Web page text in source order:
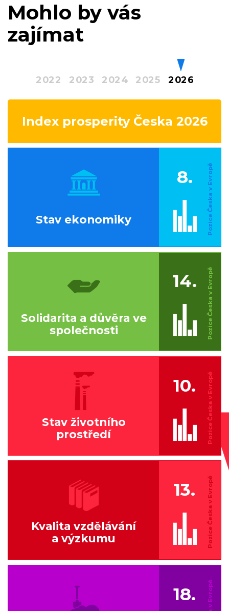
Mohlo by vás
zajímat
2022 2023 2024 2025 2026
Index prosperity Česka 2026
Stav ekonomiky
8.
Solidarita a důvěra ve
společnosti
14.
Stav životního
prostředí
10.
Kvalita vzdělávání
a výzkumu
13.
18.